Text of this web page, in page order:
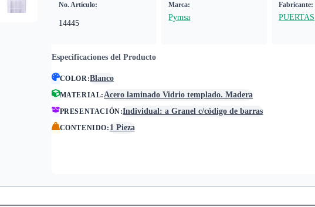
No. Artículo:
14445
Marca:
Pymsa
Fabricante:
PUERTAS
Especificaciones del Producto
COLOR:Blanco
MATERIAL:Acero laminado Vidrio templado. Madera
PRESENTACIÓN:Individual: a Granel c/código de barras
CONTENIDO: 1 Pieza